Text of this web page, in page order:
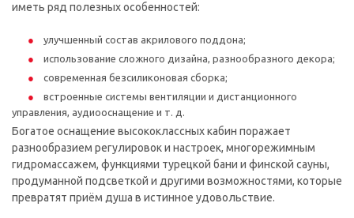
иметь ряд полезных особенностей:
улучшенный состав акрилового поддона;
использование сложного дизайна, разнообразного декора;
современная безсиликоновая сборка;
встроенные системы вентиляции и дистанционного
управления, аудиооснащение и т. д.
Богатое оснащение высококлассных кабин поражает
разнообразием регулировок и настроек, многорежимным
гидромассажем, функциями турецкой бани и финской сауны,
продуманной подсветкой и другими возможностями, которые
превратят приём душа в истинное удовольствие.